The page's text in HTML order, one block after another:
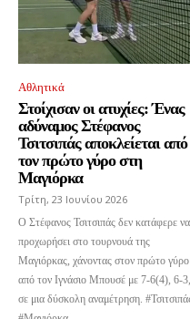
32,111
Ακόλουθοι
Αθλητικά
Στοίχισαν οι ατυχίες: Ένας
αδύναμος Στέφανος
Τσιτσιπάς αποκλείεται από
τον πρώτο γύρο στη
Μαγιόρκα
Τρίτη, 23 Ιουνίου 2026
Ο Στέφανος Τσιτσιπάς δεν κατάφερε να
προχωρήσει στο τουρνουά της
Μαγιόρκας, χάνοντας στον πρώτο γύρο
από τον Ιγνάσιο Μπουσέ με 7-6(4), 6-3,
σε μια δύσκολη αναμέτρηση.